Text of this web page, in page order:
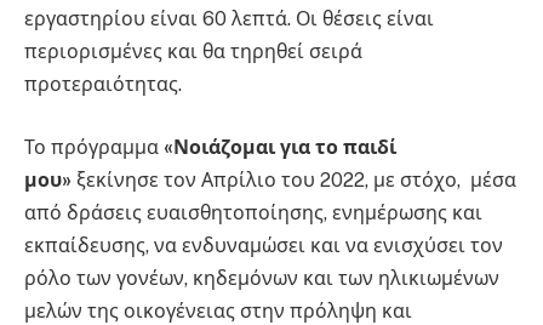
εργαστηρίου είναι 60 λεπτά. Οι θέσεις είναι
περιορισμένες και θα τηρηθεί σειρά
προτεραιότητας.
Το πρόγραμμα «Νοιάζομαι για το παιδί
μου» ξεκίνησε τον Απρίλιο του 2022, με στόχο, μέσα
από δράσεις ευαισθητοποίησης, ενημέρωσης και
εκπαίδευσης, να ενδυναμώσει και να ενισχύσει τον
ρόλο των γονέων, κηδεμόνων και των ηλικιωμένων
μελών της οικογένειας στην πρόληψη και